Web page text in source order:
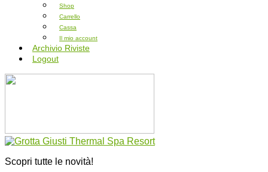
Shop
Carrello
Cassa
Il mio account
Archivio Riviste
Logout
Scopri tutte le novità!